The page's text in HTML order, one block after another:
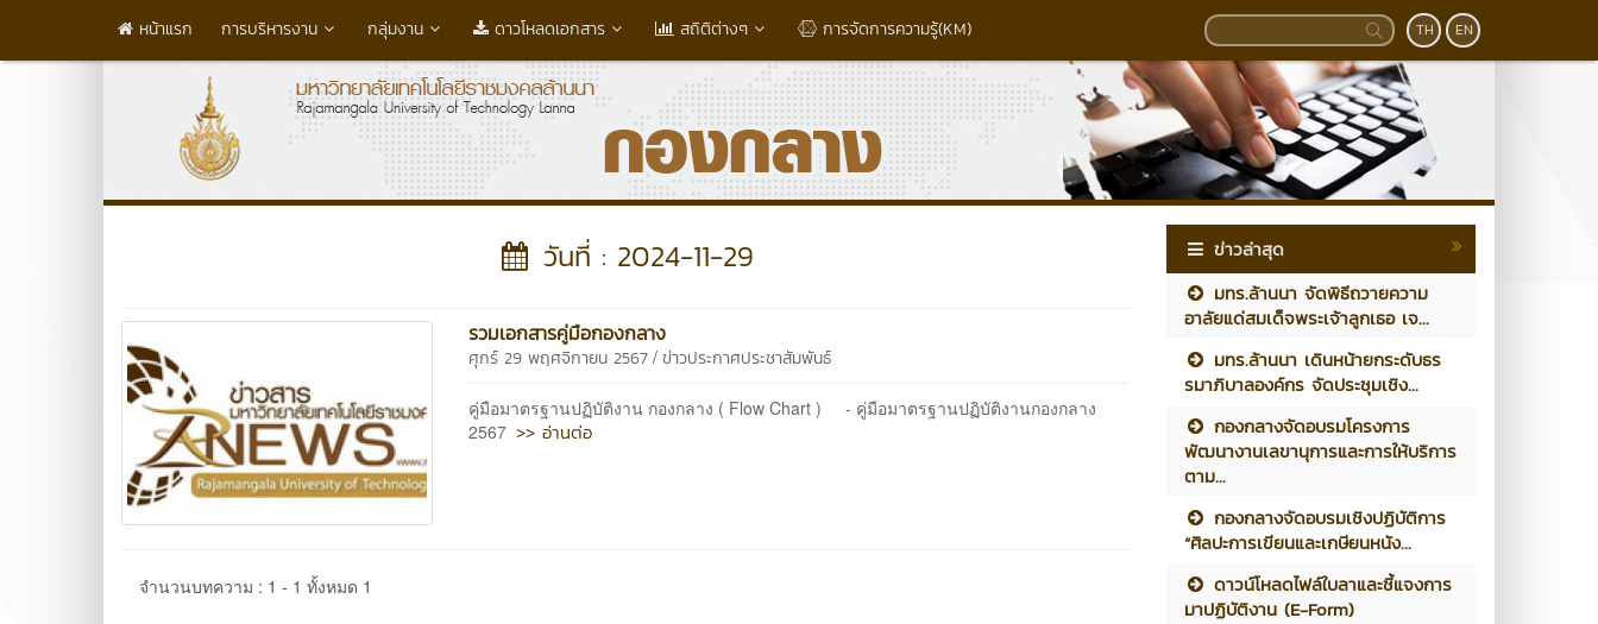
หน้าแรก การบริหารงาน กลุ่มงาน ดาวโหลดเอกสาร สถิติต่างๆ การจัดการความรู้(KM) TH EN
วันที่ : 2024-11-29
รวมเอกสารคู่มือกองกลาง
ศุกร์ 29 พฤศจิกายน 2567 /ข่าวประกาศประชาสัมพันธ์
คู่มือมาตรฐานปฏิบัติงาน กองกลาง ( Flow Chart ) - คู่มือมาตรฐานปฏิบัติงานกองกลาง
2567>> อ่านต่อ
จำนวนบทความ : 1 - 1 ทั้งหมด 1
ข่าวล่าสุด
มทร.ล้านนา จัดพิธีถวายความ
อาลัยแด่สมเด็จพระเจ้าลูกเธอ เจ...
มทร.ล้านนา เดินหน้ายกระดับธร
รมาภิบาลองค์กร จัดประชุมเชิง...
กองกลางจัดอบรมโครงการ
พัฒนางานเลขานุการและการให้บริการ
ตาม...
กองกลางจัดอบรมเชิงปฏิบัติการ
“ศิลปะการเขียนและเกษียนหนัง...
ดาวน์โหลดไฟล์ใบลาและชี้แจงการ
มาปฏิบัติงาน (E-Form)